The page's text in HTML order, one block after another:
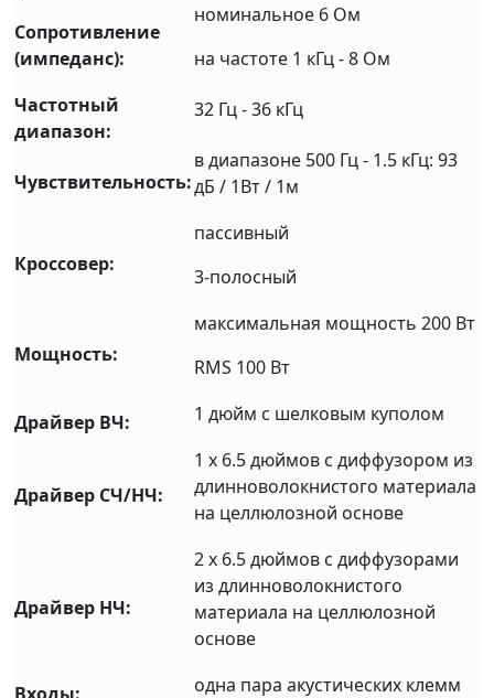
Сопротивление
(импеданс):
номинальное 6 Ом
на частоте 1 кГц - 8 Ом
Частотный
диапазон:
32 Гц - 36 кГц
Чувствительность:
в диапазоне 500 Гц - 1.5 кГц: 93
дБ / 1Вт / 1м
Кроссовер:
пассивный
3-полосный
Мощность:
максимальная мощность 200 Вт
RMS 100 Вт
Драйвер ВЧ: 1 дюйм с шелковым куполом
Драйвер СЧ/НЧ:
1 x 6.5 дюймов с диффузором из
длинноволокнистого материала
на целлюлозной основе
Драйвер НЧ:
2 x 6.5 дюймов с диффузорами
из длинноволокнистого
материала на целлюлозной
основе
одна пара акустических клемм